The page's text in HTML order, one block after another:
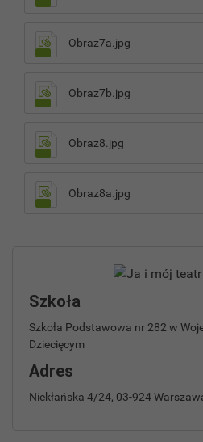
Obraz7a.jpg
Obraz7b.jpg
Obraz8.jpg
Obraz8a.jpg
Szkoła
Szkoła Podstawowa nr 282 w
Dziecięcym
Adres
Niekłańska 4/24, 03-924